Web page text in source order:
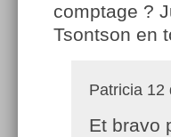
comptage ?
Tsontson en
Patricia 12
Et bravo